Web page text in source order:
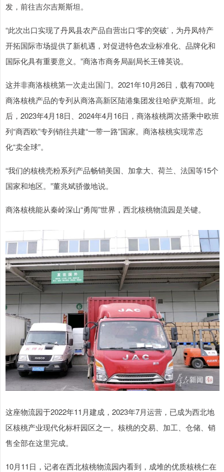
发，前往吉尔吉斯斯坦。
“此次出口实现了丹凤县农产品自营出口‘零的突破’，为丹凤特产
开拓国际市场提供了新机遇，对促进特色农业标准化、品牌化和
国际化具有重要意义。”商洛市商务局副局长王锋英说。
这并非商洛核桃第一次走出国门。2021年10月26日，载有700吨
商洛核桃产品的专列从商洛高新区陆港集团发往哈萨克斯坦。此
后，2023年4月18日、2024年4月16日，商洛核桃两次搭乘中欧班
列“商西欧”专列销往共建“一带一路”国家。商洛核桃实现常态
化“卖全球”。
“我们的核桃壳粉系列产品畅销美国、加拿大、荷兰、法国等15个
国家和地区。”董兆斌骄傲地说。
商洛核桃能从秦岭深山“勇闯”世界，西北核桃物流园是关键。
这座物流园于2022年11月建成，2023年7月运营，已成为西北地
区核桃产业现代化标杆园区之一。核桃的交易、加工、仓储、销
售全部在这里完成。
10月11日，记者在西北核桃物流园内看到，成堆的优质核桃仁在